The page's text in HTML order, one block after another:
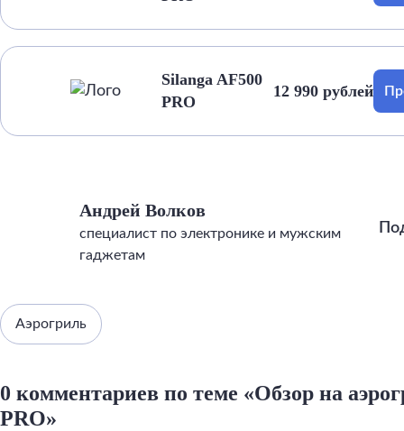
Silanga AF500
PRO
12 990 рублей
Андрей Волков
специалист по электронике и мужским
гаджетам
Аэрогриль
0 комментариев по теме «Обзор на
PRO»